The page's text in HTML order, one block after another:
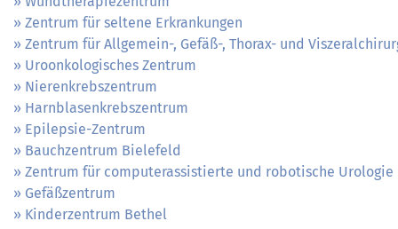
Zentrum für seltene Erkrankungen
Zentrum für Allgemein-, Gefäß-, Thorax- und
Uroonkologisches Zentrum
Nierenkrebszentrum
Harnblasenkrebszentrum
Epilepsie-Zentrum
Bauchzentrum Bielefeld
Zentrum für computerassistierte und robotische Urologie
Gefäßzentrum
Kinderzentrum Bethel